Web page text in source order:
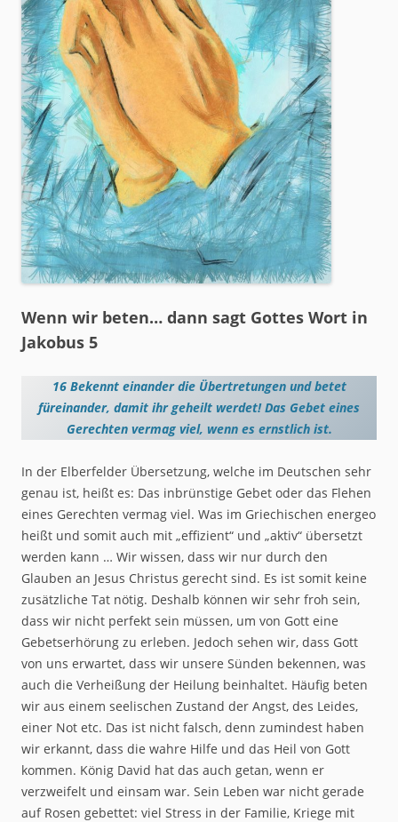
Wenn wir beten… dann sagt Gottes Wort in
Jakobus 5
16 Bekennt einander die Übertretungen und betet
füreinander, damit ihr geheilt werdet! Das Gebet eines
Gerechten vermag viel, wenn es ernstlich ist.
In der Elberfelder Übersetzung, welche im Deutschen sehr
genau ist, heißt es: Das inbrünstige Gebet oder das Flehen
eines Gerechten vermag viel. Was im Griechischen energeo
heißt und somit auch mit „effizient“ und „aktiv“ übersetzt
werden kann … Wir wissen, dass wir nur durch den
Glauben an Jesus Christus gerecht sind. Es ist somit keine
zusätzliche Tat nötig. Deshalb können wir sehr froh sein,
dass wir nicht perfekt sein müssen, um von Gott eine
Gebetserhörung zu erleben. Jedoch sehen wir, dass Gott
von uns erwartet, dass wir unsere Sünden bekennen, was
auch die Verheißung der Heilung beinhaltet. Häufig beten
wir aus einem seelischen Zustand der Angst, des Leides,
einer Not etc. Das ist nicht falsch, denn zumindest haben
wir erkannt, dass die wahre Hilfe und das Heil von Gott
kommen. König David hat das auch getan, wenn er
verzweifelt und einsam war. Sein Leben war nicht gerade
auf Rosen gebettet: viel Stress in der Familie, Kriege mit